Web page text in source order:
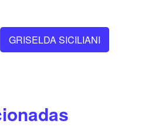
GRISELDA SICILIANI